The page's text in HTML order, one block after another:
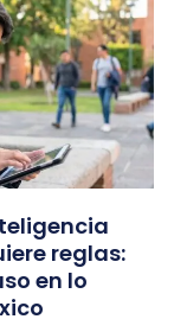
reglas:
en lo